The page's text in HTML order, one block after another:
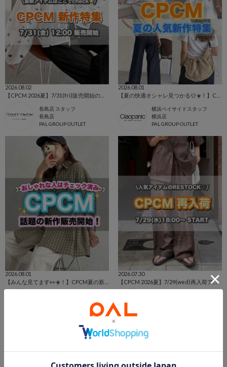
2026.08.02
長島店 スタッフ
長島店
PAL GROUP OUTLET
2026.08.01
横浜ベイサイドスタッフ
横浜店
PAL GROUP OUTLET
2026.08.01
2026.07.30
【CPCM 2026夏】7/29(wed)再入荷アイテムまとめ🌼